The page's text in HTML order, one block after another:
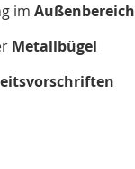
im Außenbereich
Metallbügel